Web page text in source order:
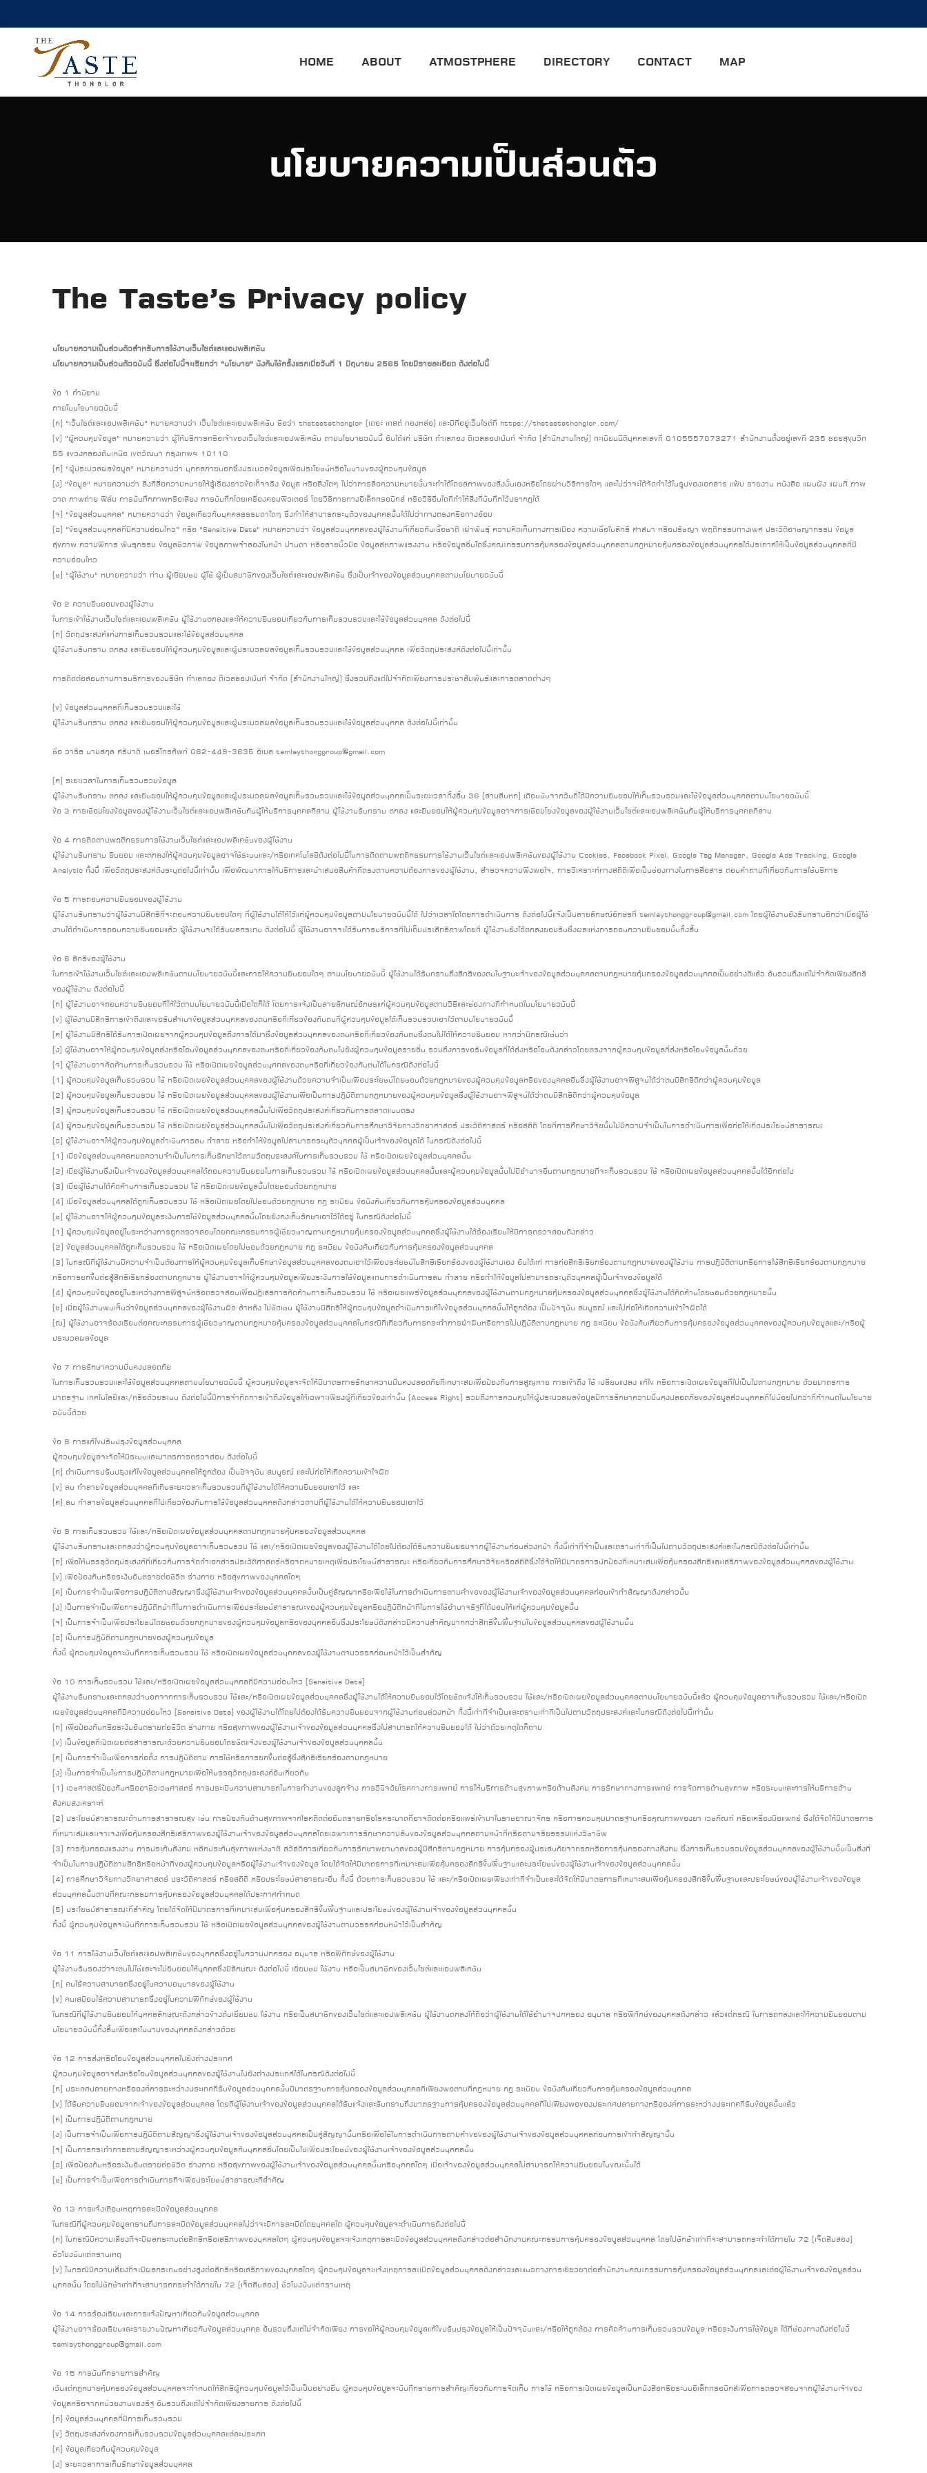
HOME ABOUT ATMOSTPHERE DIRECTORY CONTACT MAP
นโยบายความเป็นส่วนตัว
The Taste’s Privacy policy
นโยบายความเป็นส่วนตัวสำหรับการใช้งานเว็บไซต์และแอปพลิเคชัน
นโยบายความเป็นส่วนตัวฉบับนี้ ซึ่งต่อไปนี้จะเรียกว่า “นโยบาย” บังคับใช้ครั้งแรกเมื่อวันที่ 1 มิถุนายน 2565 โดยมีรายละเอียด ดังต่อไปนี้
ข้อ 1 คำนิยาม
ภายในนโยบายฉบับนี้
(ก) “เว็บไซต์และแอปพลิเคชัน” หมายความว่า เว็บไซต์และแอปพลิเคชัน ชื่อว่า thetastethonglor (เดอะ เทสต์ ทองหล่อ) และมีที่อยู่เว็บไซต์ที่ https://thetastethonglor.com/
(ข) “ผู้ควบคุมข้อมูล” หมายความว่า ผู้ให้บริการหรือเจ้าของเว็บไซต์และแอปพลิเคชัน ตามนโยบายฉบับนี้ อันได้แก่ บริษัท ทำเลทอง ดีเวลลอปเม้นท์ จำกัด (สำนักงานใหญ่) ทะเบียนนิติบุคคลเลขที่ 0105557073271 สำนักงานตั้งอยู่เลขที่ 235 ซอยสุขุมวิท
55 แขวงคลองตันเหนือ เขตวัฒนา กรุงเทพฯ 10110
(ค) “ผู้ประมวลผลข้อมูล” หมายความว่า บุคคลภายนอกซึ่งประมวลข้อมูลเพื่อประโยชน์หรือในนามของผู้ควบคุมข้อมูล
(ง) “ข้อมูล” หมายความว่า สิ่งที่สื่อความหมายให้รู้เรื่องราวข้อเท็จจริง ข้อมูล หรือสิ่งใดๆ ไม่ว่าการสื่อความหมายนั้นจะทำได้โดยสภาพของสิ่งนั้นเองหรือโดยผ่านวิธีการใดๆ และไม่ว่าจะได้จัดทำไว้ในรูปของเอกสาร แฟ้ม รายงาน หนังสือ แผนผัง แผนที่ ภาพ
วาด ภาพถ่าย ฟิล์ม การบันทึกภาพหรือเสียง การบันทึกโดยเครื่องคอมพิวเตอร์ โดยวิธีการทางอิเล็กทรอนิกส์ หรือวิธีอื่นใดที่ทำให้สิ่งที่บันทึกไว้ปรากฏได้
(จ) “ข้อมูลส่วนบุคคล” หมายความว่า ข้อมูลเกี่ยวกับบุคคลธรรมดาใดๆ ซึ่งทำให้สามารถระบุตัวของบุคคลนั้นได้ไม่ว่าทางตรงหรือทางอ้อม
(ฉ) “ข้อมูลส่วนบุคคลที่มีความอ่อนไหว” หรือ “Sensitive Data” หมายความว่า ข้อมูลส่วนบุคคลของผู้ใช้งานที่เกี่ยวกับเชื้อชาติ เผ่าพันธุ์ ความคิดเห็นทางการเมือง ความเชื่อในลัทธิ ศาสนา หรือปรัชญา พฤติกรรมทางเพศ ประวัติอาชญากรรม ข้อมูล
สุขภาพ ความพิการ พันธุกรรม ข้อมูลชีวภาพ ข้อมูลภาพจำลองใบหน้า ม่านตา หรือลายนิ้วมือ ข้อมูลสหภาพแรงงาน หรือข้อมูลอื่นใดซึ่งคณะกรรมการคุ้มครองข้อมูลส่วนบุคคลตามกฎหมายคุ้มครองข้อมูลส่วนบุคคลได้ประกาศให้เป็นข้อมูลส่วนบุคคลที่มี
ความอ่อนไหว
(ช) “ผู้ใช้งาน” หมายความว่า ท่าน ผู้เยี่ยมชม ผู้ใช้ ผู้เป็นสมาชิกของเว็บไซต์และแอปพลิเคชัน ซึ่งเป็นเจ้าของข้อมูลส่วนบุคคลตามนโยบายฉบับนี้
ข้อ 2 ความยินยอมของผู้ใช้งาน
ในการเข้าใช้งานเว็บไซต์และแอปพลิเคชัน ผู้ใช้งานตกลงและให้ความยินยอมเกี่ยวกับการเก็บรวบรวมและใช้ข้อมูลส่วนบุคคล ดังต่อไปนี้
(ก) วัตถุประสงค์แห่งการเก็บรวบรวมและใช้ข้อมูลส่วนบุคคล
ผู้ใช้งานรับทราบ ตกลง และยินยอมให้ผู้ควบคุมข้อมูลและผู้ประมวลผลข้อมูลเก็บรวบรวมและใช้ข้อมูลส่วนบุคคล เพื่อวัตถุประสงค์ดังต่อไปนี้เท่านั้น
การติดต่อสอบถามการบริการของบริษัท ทำเลทอง ดีเวลลอปเม้นท์ จำกัด (สำนักงานใหญ่) ซึ่งรวมถึงแต่ไม่จำกัดเพียงการประชาสัมพันธ์และการตลาดต่างๆ
(ข) ข้อมูลส่วนบุคคลที่เก็บรวบรวมและใช้
ผู้ใช้งานรับทราบ ตกลง และยินยอมให้ผู้ควบคุมข้อมูลและผู้ประมวลผลข้อมูลเก็บรวบรวมและใช้ข้อมูลส่วนบุคคล ดังต่อไปนี้เท่านั้น
ชื่อ วาริธ นามสกุล ศรีมาดี เบอร์โทรศัพท์ 082-449-3635 อีเมล tamlaythonggroup@gmail.com
(ค) ระยะเวลาในการเก็บรวบรวมข้อมูล
ผู้ใช้งานรับทราบ ตกลง และยินยอมให้ผู้ควบคุมข้อมูลและผู้ประมวลผลข้อมูลเก็บรวบรวมและใช้ข้อมูลส่วนบุคคลเป็นระยะเวลาทั้งสิ้น 36 (สามสิบหก) เดือนนับจากวันที่ได้มีความยินยอมให้เก็บรวบรวมและใช้ข้อมูลส่วนบุคคลตามนโยบายฉบับนี้
ข้อ 3 การเชื่อมโยงข้อมูลของผู้ใช้งานเว็บไซต์และแอปพลิเคชันกับผู้ให้บริการบุคคลที่สาม ผู้ใช้งานรับทราบ ตกลง และยินยอมให้ผู้ควบคุมข้อมูลอาจการเชื่อมโยงข้อมูลของผู้ใช้งานเว็บไซต์และแอปพลิเคชันกับผู้ให้บริการบุคคลที่สาม
ข้อ 4 การติดตามพฤติกรรมการใช้งานเว็บไซต์และแอปพลิเคชันของผู้ใช้งาน
ผู้ใช้งานรับทราบ ยินยอม และตกลงให้ผู้ควบคุมข้อมูลอาจใช้ระบบและ/หรือเทคโนโลยีดังต่อไปนี้ในการติดตามพฤติกรรมการใช้งานเว็บไซต์และแอปพลิเคชันของผู้ใช้งาน Cookies, Facebook Pixel, Google Tag Manager, Google Ads Tracking, Google
Analytic ทั้งนี้ เพื่อวัตถุประสงค์ดังระบุต่อไปนี้เท่านั้น เพื่อพัฒนาการให้บริการและนำเสนอสินค้าที่ตรงตามความต้องการของผู้ใช้งาน, สำรวจความพึงพอใจ, การวิเคราะห์ทางสถิติเพื่อเป็นช่องทางในการสื่อสาร ตอบคำถามที่เกี่ยวกับการใช้บริการ
ข้อ 5 การถอนความยินยอมของผู้ใช้งาน
ผู้ใช้งานรับทราบว่าผู้ใช้งานมีสิทธิที่จะถอนความยินยอมใดๆ ที่ผู้ใช้งานได้ให้ไว้แก่ผู้ควบคุมข้อมูลตามนโยบายฉบับนี้ได้ ไม่ว่าเวลาใดโดยการดำเนินการ ดังต่อไปนี้แจ้งเป็นลายลักษณ์อักษรที่ tamlaythonggroup@gmail.com โดยผู้ใช้งานยังรับทราบอีกว่าเมื่อผู้ใช้
งานได้ดำเนินการถอนความยินยอมแล้ว ผู้ใช้งานจะได้รับผลกระทบ ดังต่อไปนี้ ผู้ใช้งานอาจจะได้รับการบริการที่ไม่เต็มประสิทธิภาพโดยที่ ผู้ใช้งานยังได้ตกลงยอมรับซึ่งผลแห่งการถอนความยินยอมนั้นทั้งสิ้น
ข้อ 6 สิทธิของผู้ใช้งาน
ในการเข้าใช้งานเว็บไซต์และแอปพลิเคชันตามนโยบายฉบับนี้และการให้ความยินยอมใดๆ ตามนโยบายฉบับนี้ ผู้ใช้งานได้รับทราบถึงสิทธิของตนในฐานะเจ้าของข้อมูลส่วนบุคคลตามกฎหมายคุ้มครองข้อมูลส่วนบุคคลเป็นอย่างดีแล้ว อันรวมถึงแต่ไม่จำกัดเพียงสิทธิ
ของผู้ใช้งาน ดังต่อไปนี้
(ก) ผู้ใช้งานอาจถอนความยินยอมที่ให้ไว้ตามนโยบายฉบับนี้เมื่อใดก็ได้ โดยการแจ้งเป็นลายลักษณ์อักษรแก่ผู้ควบคุมข้อมูลตามวิธีและช่องทางที่กำหนดในนโยบายฉบับนี้
(ข) ผู้ใช้งานมีสิทธิการเข้าถึงและขอรับสำเนาข้อมูลส่วนบุคคลของตนหรือที่เกี่ยวข้องกับตนที่ผู้ควบคุมข้อมูลได้เก็บรวบรวมเอาไว้ตามนโยบายฉบับนี้
(ค) ผู้ใช้งานมีสิทธิได้รับการเปิดเผยจากผู้ควบคุมข้อมูลถึงการได้มาซึ่งข้อมูลส่วนบุคคลของตนหรือที่เกี่ยวข้องกับตนซึ่งตนไม่ได้ให้ความยินยอม หากว่ามีกรณีเช่นว่า
(ง) ผู้ใช้งานอาจให้ผู้ควบคุมข้อมูลส่งหรือโอนข้อมูลส่วนบุคคลของตนหรือที่เกี่ยวข้องกับตนไปยังผู้ควบคุมข้อมูลรายอื่น รวมถึงการขอรับข้อมูลที่ได้ส่งหรือโอนดังกล่าวโดยตรงจากผู้ควบคุมข้อมูลที่ส่งหรือโอนข้อมูลนั้นด้วย
(จ) ผู้ใช้งานอาจคัดค้านการเก็บรวบรวม ใช้ หรือเปิดเผยข้อมูลส่วนบุคคลของตนหรือที่เกี่ยวข้องกับตนได้ในกรณีดังต่อไปนี้
(1) ผู้ควบคุมข้อมูลเก็บรวบรวม ใช้ หรือเปิดเผยข้อมูลส่วนบุคคลของผู้ใช้งานด้วยความจำเป็นเพื่อประโยชน์โดยชอบด้วยกฎหมายของผู้ควบคุมข้อมูลหรือของบุคคลอื่นซึ่งผู้ใช้งานอาจพิสูจน์ได้ว่าตนมีสิทธิดีกว่าผู้ควบคุมข้อมูล
(2) ผู้ควบคุมข้อมูลเก็บรวบรวม ใช้ หรือเปิดเผยข้อมูลส่วนบุคคลของผู้ใช้งานเพื่อเป็นการปฏิบัติตามกฎหมายของผู้ควบคุมข้อมูลซึ่งผู้ใช้งานอาจพิสูจน์ได้ว่าตนมีสิทธิดีกว่าผู้ควบคุมข้อมูล
(3) ผู้ควบคุมข้อมูลเก็บรวบรวม ใช้ หรือเปิดเผยข้อมูลส่วนบุคคลนั้นไปเพื่อวัตถุประสงค์เกี่ยวกับการตลาดแบบตรง
(4) ผู้ควบคุมข้อมูลเก็บรวบรวม ใช้ หรือเปิดเผยข้อมูลส่วนบุคคลนั้นไปเพื่อวัตถุประสงค์เกี่ยวกับการศึกษาวิจัยทางวิทยาศาสตร์ ประวัติศาสตร์ หรือสถิติ โดยที่การศึกษาวิจัยนั้นไม่มีความจำเป็นในการดำเนินการเพื่อก่อให้เกิดประโยชน์สาธารณะ
(ฉ) ผู้ใช้งานอาจให้ผู้ควบคุมข้อมูลดำเนินการลบ ทำลาย หรือทำให้ข้อมูลไม่สามารถระบุตัวบุคคลผู้เป็นเจ้าของข้อมูลได้ ในกรณีดังต่อไปนี้
(1) เมื่อข้อมูลส่วนบุคคลหมดความจำเป็นในการเก็บรักษาไว้ตามวัตถุประสงค์ในการเก็บรวบรวม ใช้ หรือเปิดเผยข้อมูลส่วนบุคคลนั้น
(2) เมื่อผู้ใช้งานซึ่งเป็นเจ้าของข้อมูลส่วนบุคคลได้ถอนความยินยอมในการเก็บรวบรวม ใช้ หรือเปิดเผยข้อมูลส่วนบุคคลนั้นและผู้ควบคุมข้อมูลนั้นไม่มีอำนาจอื่นตามกฎหมายที่จะเก็บรวบรวม ใช้ หรือเปิดเผยข้อมูลส่วนบุคคลนั้นได้อีกต่อไป
(3) เมื่อผู้ใช้งานได้คัดค้านการเก็บรวบรวม ใช้ หรือเปิดเผยข้อมูลนั้นโดยชอบด้วยกฎหมาย
(4) เมื่อข้อมูลส่วนบุคคลได้ถูกเก็บรวบรวม ใช้ หรือเปิดเผยโดยไม่ชอบด้วยกฎหมาย กฎ ระเบียบ ข้อบังคับเกี่ยวกับการคุ้มครองข้อมูลส่วนบุคคล
(ช) ผู้ใช้งานอาจให้ผู้ควบคุมข้อมูลระงับการใช้ข้อมูลส่วนบุคคลนั้นโดยยังคงเก็บรักษาเอาไว้ได้อยู่ ในกรณีดังต่อไปนี้
(1) ผู้ควบคุมข้อมูลอยู่ในระหว่างการถูกตรวจสอบโดยคณะกรรมการผู้เชี่ยวชาญตามกฎหมายคุ้มครองข้อมูลส่วนบุคคลซึ่งผู้ใช้งานได้ร้องเรียนให้มีการตรวจสอบดังกล่าว
(2) ข้อมูลส่วนบุคคลได้ถูกเก็บรวบรวม ใช้ หรือเปิดเผยโดยไม่ชอบด้วยกฎหมาย กฎ ระเบียบ ข้อบังคับเกี่ยวกับการคุ้มครองข้อมูลส่วนบุคคล
(3) ในกรณีที่ผู้ใช้งานมีความจำเป็นต้องการให้ผู้ควบคุมข้อมูลเก็บรักษาข้อมูลส่วนบุคคลของตนเอาไว้เพื่อประโยชน์ในสิทธิเรียกร้องของผู้ใช้งานเอง อันได้แก่ การก่อสิทธิเรียกร้องตามกฎหมายของผู้ใช้งาน การปฏิบัติตามหรือการใช้สิทธิเรียกร้องตามกฎหมาย
หรือการยกขึ้นต่อสู้สิทธิเรียกร้องตามกฎหมาย ผู้ใช้งานอาจให้ผู้ควบคุมข้อมูลเพียงระงับการใช้ข้อมูลแทนการดำเนินการลบ ทำลาย หรือทำให้ข้อมูลไม่สามารถระบุตัวบุคคลผู้เป็นเจ้าของข้อมูลได้
(4) ผู้ควบคุมข้อมูลอยู่ในระหว่างการพิสูจน์หรือตรวจสอบเพื่อปฏิเสธการคัดค้านการเก็บรวบรวม ใช้ หรือเผยแพร่ข้อมูลส่วนบุคคลของผู้ใช้งานตามกฎหมายคุ้มครองข้อมูลส่วนบุคคลซึ่งผู้ใช้งานได้คัดค้านโดยชอบด้วยกฎหมายนั้น
(ซ) เมื่อผู้ใช้งานพบเห็นว่าข้อมูลส่วนบุคคลของผู้ใช้งานผิด ล้าหลัง ไม่ชัดเชน ผู้ใช้งานมีสิทธิให้ผู้ควบคุมข้อมูลดำเนินการแก้ไขข้อมูลส่วนบุคคลนั้นให้ถูกต้อง เป็นปัจจุบัน สมบูรณ์ และไม่ก่อให้เกิดความเข้าใจผิดได้
(ฌ) ผู้ใช้งานอาจร้องเรียนต่อคณะกรรมการผู้เชี่ยวชาญตามกฎหมายคุ้มครองข้อมูลส่วนบุคคลในกรณีที่เกี่ยวกับการกระทำการฝ่าฝืนหรือการไม่ปฏิบัติตามกฎหมาย กฎ ระเบียบ ข้อบังคับเกี่ยวกับการคุ้มครองข้อมูลส่วนบุคคลของผู้ควบคุมข้อมูลและ/หรือผู้
ประมวลผลข้อมูล
ข้อ 7 การรักษาความมั่นคงปลอดภัย
ในการเก็บรวบรวมและใช้ข้อมูลส่วนบุคคลตามนโยบายฉบับนี้ ผู้ควบคุมข้อมูลจะจัดให้มีมาตรการรักษาความมั่นคงปลอดภัยที่เหมาะสมเพื่อป้องกันการสูญหาย การเข้าถึง ใช้ เปลี่ยนแปลง แก้ไข หรือการเปิดเผยข้อมูลที่ไม่เป็นไปตามกฎหมาย ด้วยมาตรการ
มาตรฐาน เทคโนโลยีและ/หรือด้วยระบบ ดังต่อไปนี้มีการจำกัดการเข้าถึงข้อมูลให้เฉพาะเพียงผู้ที่เกี่ยวข้องเท่านั้น (Access Right) รวมถึงการควบคุมให้ผู้ประมวลผลข้อมูลมีการรักษาความมั่นคงปลอดภัยของข้อมูลส่วนบุคคลที่ไม่น้อยไปกว่าที่กำหนดในนโยบาย
ฉบับนี้ด้วย
ข้อ 8 การแก้ไขปรับปรุงข้อมูลส่วนบุคคล
ผู้ควบคุมข้อมูลจะจัดให้มีระบบและมาตรการตรวจสอบ ดังต่อไปนี้
(ก) ดำเนินการปรับปรุงแก้ไขข้อมูลส่วนบุคคลให้ถูกต้อง เป็นปัจจุบัน สมบูรณ์ และไม่ก่อให้เกิดความเข้าใจผิด
(ข) ลบ ทำลายข้อมูลส่วนบุคคลที่เกินระยะเวลาเก็บรวบรวมที่ผู้ใช้งานได้ให้ความยินยอมเอาไว้ และ
(ค) ลบ ทำลายข้อมูลส่วนบุคคลที่ไม่เกี่ยวข้องกับการใช้ข้อมูลส่วนบุคคลดังกล่าวตามที่ผู้ใช้งานได้ให้ความยินยอมเอาไว้
ข้อ 9 การเก็บรวบรวม ใช้และ/หรือเปิดเผยข้อมูลส่วนบุคคลตามกฎหมายคุ้มครองข้อมูลส่วนบุคคล
ผู้ใช้งานรับทราบและตกลงว่าผู้ควบคุมข้อมูลอาจเก็บรวบรวม ใช้ และ/หรือเปิดเผยข้อมูลของผู้ใช้งานได้โดยไม่ต้องได้รับความยินยอมจากผู้ใช้งานก่อนล่วงหน้า ทั้งนี้เท่าที่จำเป็นและตราบเท่าที่เป็นไปตามวัตถุประสงค์และในกรณีดังต่อไปนี้เท่านั้น
(ก) เพื่อให้บรรลุวัตถุประสงค์ที่เกี่ยวกับการจัดทำเอกสารประวัติศาสตร์หรือจดหมายเหตุเพื่อประโยชน์สาธารณะ หรือเกี่ยวกับการศึกษาวิจัยหรือสถิติซึ่งได้จัดให้มีมาตรการปกป้องที่เหมาะสมเพื่อคุ้มครองสิทธิและเสรีภาพของข้อมูลส่วนบุคคลของผู้ใช้งาน
(ข) เพื่อป้องกันหรือระงับอันตรายต่อชีวิต ร่างกาย หรือสุขภาพของบุคคลใดๆ
(ค) เป็นการจำเป็นเพื่อการปฏิบัติตามสัญญาซึ่งผู้ใช้งานเจ้าของข้อมูลส่วนบุคคลนั้นเป็นคู่สัญญาหรือเพื่อใช้ในการดำเนินการตามคำขอของผู้ใช้งานเจ้าของข้อมูลส่วนบุคคลก่อนเข้าทำสัญญาดังกล่าวนั้น
(ง) เป็นการจำเป็นเพื่อการปฏิบัติหน้าที่ในการดำเนินการเพื่อประโยชน์สาธารณะของผู้ควบคุมข้อมูลหรือปฏิบัติหน้าที่ในการใช้อำนาจรัฐที่ได้มอบให้แก่ผู้ควบคุมข้อมูลนั้น
(จ) เป็นการจำเป็นเพื่อประโยชน์โดยชอบด้วยกฎหมายของผู้ควบคุมข้อมูลหรือของบุคคลอื่นซึ่งประโยชน์ดังกล่าวมีความสำคัญมากกว่าสิทธิขั้นพื้นฐานในข้อมูลส่วนบุคคลของผู้ใช้งานนั้น
(ฉ) เป็นการปฏิบัติตามกฎหมายของผู้ควบคุมข้อมูล
ทั้งนี้ ผู้ควบคุมข้อมูลจะบันทึกการเก็บรวบรวม ใช้ หรือเปิดเผยข้อมูลส่วนบุคคลของผู้ใช้งานตามวรรคก่อนหน้าไว้เป็นสำคัญ
ข้อ 10 การเก็บรวบรวม ใช้และ/หรือเปิดเผยข้อมูลส่วนบุคคลที่มีความอ่อนไหว (Sensitive Data)
ผู้ใช้งานรับทราบและตกลงว่านอกจากการเก็บรวบรวม ใช้และ/หรือเปิดเผยข้อมูลส่วนบุคคลซึ่งผู้ใช้งานได้ให้ความยินยอมไว้โดยชัดแจ้งให้เก็บรวบรวม ใช้และ/หรือเปิดเผยข้อมูลส่วนบุคคลตามนโยบายฉบับนี้แล้ว ผู้ควบคุมข้อมูลอาจเก็บรวบรวม ใช้และ/หรือเปิด
เผยข้อมูลส่วนบุคคลที่มีความอ่อนไหว (Sensitive Data) ของผู้ใช้งานได้โดยไม่ต้องได้รับความยินยอมจากผู้ใช้งานก่อนล่วงหน้า ทั้งนี้เท่าที่จำเป็นและตราบเท่าที่เป็นไปตามวัตถุประสงค์และในกรณีดังต่อไปนี้เท่านั้น
(ก) เพื่อป้องกันหรือระงับอันตรายต่อชีวิต ร่างกาย หรือสุขภาพของผู้ใช้งานเจ้าของข้อมูลส่วนบุคคลซึ่งไม่สามารถให้ความยินยอมได้ ไม่ว่าด้วยเหตุใดก็ตาม
(ข) เป็นข้อมูลที่เปิดเผยต่อสาธารณะด้วยความยินยอมโดยชัดแจ้งของผู้ใช้งานเจ้าของข้อมูลส่วนบุคคลนั้น
(ค) เป็นการจำเป็นเพื่อการก่อตั้ง การปฏิบัติตาม การใช้หรือการยกขึ้นต่อสู้ซึ่งสิทธิเรียกร้องตามกฎหมาย
(ง) เป็นการจำเป็นในการปฏิบัติตามกฎหมายเพื่อให้บรรลุวัตถุประสงค์อันเกี่ยวกับ
(1) เวชศาสตร์ป้องกันหรืออาชีวเวชศาสตร์ การประเมินความสามารถในการทำงานของลูกจ้าง การวินิจฉัยโรคทางการแพทย์ การให้บริการด้านสุขภาพหรือด้านสังคม การรักษาทางการแพทย์ การจัดการด้านสุขภาพ หรือระบบและการให้บริการด้าน
สังคมสงเคราะห์
(2) ประโยชน์สาธารณะด้านการสาธารณสุข เช่น การป้องกันด้านสุขภาพจากโรคติดต่ออันตรายหรือโรคระบาดที่อาจติดต่อหรือแพร่เข้ามาในราชอาณาจักร หรือการควบคุมมาตรฐานหรือคุณภาพของยา เวชภัณฑ์ หรือเครื่องมือแพทย์ ซึ่งได้จัดให้มีมาตรการ
ที่เหมาะสมและเจาะจงเพื่อคุ้มครองสิทธิเสรีภาพของผู้ใช้งานเจ้าของข้อมูลส่วนบุคคลโดยเฉพาะการรักษาความลับของข้อมูลส่วนบุคคลตามหน้าที่หรือตามจริยธรรมแห่งวิชาชีพ
(3) การคุ้มครองแรงงาน การประกันสังคม หลักประกันสุขภาพแห่งชาติ สวัสดิการเกี่ยวกับการรักษาพยาบาลของผู้มีสิทธิตามกฎหมาย การคุ้มครองผู้ประสบภัยจากรถหรือการคุ้มครองทางสังคม ซึ่งการเก็บรวมรวมข้อมูลส่วนบุคคลของผู้ใช้งานนั้นเป็นสิ่งที่
จำเป็นในการปฏิบัติตามสิทธิหรือหน้าที่ของผู้ควบคุมข้อมูลหรือผู้ใช้งานเจ้าของข้อมูล โดยได้จัดให้มีมาตรการที่เหมาะสมเพื่อคุ้มครองสิทธิขั้นพื้นฐานและประโยชน์ของผู้ใช้งานเจ้าของข้อมูลส่วนบุคคลนั้น
(4) การศึกษาวิจัยทางวิทยาศาสตร์ ประวัติศาสตร์ หรือสถิติ หรือประโยชน์สาธารณะอื่น ทั้งนี้ ด้วยการเก็บรวบรวม ใช้ และ/หรือเปิดเผยเพียงเท่าที่จำเป็นและได้จัดให้มีมาตรการที่เหมาะสมเพื่อคุ้มครองสิทธิขั้นพื้นฐานและประโยชน์ของผู้ใช้งานเจ้าของข้อมูล
ส่วนบุคคลนั้นตามที่คณะกรรมการคุ้มครองข้อมูลส่วนบุคคลได้ประกาศกำหนด
(5) ประโยชน์สาธารณะที่สำคัญ โดยได้จัดให้มีมาตรการที่เหมาะสมเพื่อคุ้มครองสิทธิขั้นพื้นฐานและประโยชน์ของผู้ใช้งานเจ้าของข้อมูลส่วนบุคคลนั้น
ทั้งนี้ ผู้ควบคุมข้อมูลจะบันทึกการเก็บรวบรวม ใช้ หรือเปิดเผยข้อมูลส่วนบุคคลของผู้ใช้งานตามวรรคก่อนหน้าไว้เป็นสำคัญ
ข้อ 11 การใช้งานเว็บไซต์และแอปพลิเคชันของบุคคลซึ่งอยู่ในความปกครอง อนุบาล หรือพิทักษ์ของผู้ใช้งาน
ผู้ใช้งานรับรองว่าจะตนไม่ใช่และจะไม่ยินยอมให้บุคคลซึ่งมีลักษณะ ดังต่อไปนี้ เยี่ยมชม ใช้งาน หรือเป็นสมาชิกของเว็บไซต์และแอปพลิเคชัน
(ก) คนไร้ความสามารถซึ่งอยู่ในความอนุบาลของผู้ใช้งาน
(ข) คนเสมือนไร้ความสามารถซึ่งอยู่ในความพิทักษ์ของผู้ใช้งาน
ในกรณีที่ผู้ใช้งานยินยอมให้บุคคลลักษณะดังกล่าวข้างต้นเยี่ยมชม ใช้งาน หรือเป็นสมาชิกของเว็บไซต์และแอปพลิเคชัน ผู้ใช้งานตกลงให้ถือว่าผู้ใช้งานได้ใช้อำนาจปกครอง อนุบาล หรือพิทักษ์ของบุคคลดังกล่าว แล้วแต่กรณี ในการตกลงและให้ความยินยอมตาม
นโยบายฉบับนี้ทั้งสิ้นเพื่อและในนามของบุคคลดังกล่าวด้วย
ข้อ 12 การส่งหรือโอนข้อมูลส่วนบุคคลไปยังต่างประเทศ
ผู้ควบคุมข้อมูลอาจส่งหรือโอนข้อมูลส่วนบุคคลของผู้ใช้งานไปยังต่างประเทศได้ในกรณีดังต่อไปนี้
(ก) ประเทศปลายทางหรือองค์การระหว่างประเทศที่รับข้อมูลส่วนบุคคลนั้นมีมาตรฐานการคุ้มครองข้อมูลส่วนบุคคลที่เพียงพอตามที่กฎหมาย กฎ ระเบียบ ข้อบังคับเกี่ยวกับการคุ้มครองข้อมูลส่วนบุคคล
(ข) ได้รับความยินยอมจากเจ้าของข้อมูลส่วนบุคคล โดยที่ผู้ใช้งานเจ้าของข้อมูลส่วนบุคคลได้รับแจ้งและรับทราบถึงมาตรฐานการคุ้มครองข้อมูลส่วนบุคคลที่ไม่เพียงพอของประเทศปลายทางหรือองค์การระหว่างประเทศที่รับข้อมูลนั้นแล้ว
(ค) เป็นการปฏิบัติตามกฎหมาย
(ง) เป็นการจำเป็นเพื่อการปฏิบัติตามสัญญาซึ่งผู้ใช้งานเจ้าของข้อมูลส่วนบุคคลเป็นคู่สัญญานั้นหรือเพื่อใช้ในการดำเนินการตามคำขอของผู้ใช้งานเจ้าของข้อมูลส่วนบุคคลก่อนการเข้าทำสัญญานั้น
(จ) เป็นการกระทำการตามสัญญาระหว่างผู้ควบคุมข้อมูลกับบุคคลอื่นโดยเป็นไปเพื่อประโยชน์ของผู้ใช้งานเจ้าของข้อมูลส่วนบุคคลนั้น
(ฉ) เพื่อป้องกับหรือระงับอันตรายต่อชีวิต ร่างกาย หรือสุขภาพของผู้ใช้งานเจ้าของข้อมูลส่วนบุคคลนั้นหรือบุคคลใดๆ เมื่อเจ้าของข้อมูลส่วนบุคคลไม่สามารถให้ความยินยอมในขณะนั้นได้
(ช) เป็นการจำเป็นเพื่อการดำเนินภารกิจเพื่อประโยชน์สาธารณะที่สำคัญ
ข้อ 13 การแจ้งเตือนเหตุการละเมิดข้อมูลส่วนบุคคล
ในกรณีที่ผู้ควบคุมข้อมูลทราบถึงการละเมิดข้อมูลส่วนบุคคลไม่ว่าจะมีการละเมิดโดยบุคคลใด ผู้ควบคุมข้อมูลจะดำเนินการดังต่อไปนี้
(ก) ในกรณีมีความเสี่ยงที่จะมีผลกระทบต่อสิทธิหรือเสรีภาพของบุคคลใดๆ ผู้ควบคุมข้อมูลจะแจ้งเหตุการละเมิดข้อมูลส่วนบุคคลดังกล่าวต่อสำนักงานคณะกรรมการคุ้มครองข้อมูลส่วนบุคคล โดยไม่ชักช้าเท่าที่จะสามารถกระทำได้ภายใน 72 (เจ็ดสิบสอง)
ชั่วโมงนับแต่ทราบเหตุ
(ข) ในกรณีมีความเสี่ยงที่จะมีผลกระทบอย่างสูงต่อสิทธิหรือเสรีภาพของบุคคลใดๆ ผู้ควบคุมข้อมูลจะแจ้งเหตุการละเมิดข้อมูลส่วนบุคคลดังกล่าวและแนวทางการเยียวยาต่อสำนักงานคณะกรรมการคุ้มครองข้อมูลส่วนบุคคลและต่อผู้ใช้งานเจ้าของข้อมูลส่วน
บุคคลนั้น โดยไม่ชักช้าเท่าที่จะสามารถกระทำได้ภายใน 72 (เจ็ดสิบสอง) ชั่วโมงนับแต่ทราบเหตุ
ข้อ 14 การร้องเรียนและการแจ้งปัญหาเกี่ยวกับข้อมูลส่วนบุคคล
ผู้ใช้งานอาจร้องเรียนและรายงานปัญหาเกี่ยวกับข้อมูลส่วนบุคคล อันรวมถึงแต่ไม่จำกัดเพียง การขอให้ผู้ควบคุมข้อมูลแก้ไขปรับปรุงข้อมูลให้เป็นปัจจุบันและ/หรือให้ถูกต้อง การคัดค้านการเก็บรวบรวมข้อมูล หรือระงับการใช้ข้อมูล ได้ที่ช่องทางดังต่อไปนี้
tamlaythonggroup@gmail.com
ข้อ 15 การบันทึกรายการสำคัญ
เว้นแต่กฎหมายคุ้มครองข้อมูลส่วนบุคคลจะกำหนดให้สิทธิผู้ควบคุมข้อมูลไว้เป็นเป็นอย่างอื่น ผู้ควบคุมข้อมูลจะบันทึกรายการสำคัญเกี่ยวกับการจัดเก็บ การใช้ หรือการเปิดเผยข้อมูลเป็นหนังสือหรือระบบอิเล็กทรอนิกส์เพื่อการตรวจสอบจากผู้ใช้งานเจ้าของ
ข้อมูลหรือจากหน่วยงานของรัฐ อันรวมถึงแต่ไม่จำกัดเพียงรายการ ดังต่อไปนี้
(ก) ข้อมูลส่วนบุคคลที่มีการเก็บรวบรวม
(ข) วัตถุประสงค์ของการเก็บรวบรวมข้อมูลส่วนบุคคลแต่ละประเภท
(ค) ข้อมูลเกี่ยวกับผู้ควบคุมข้อมูล
(ง) ระยะเวลาการเก็บรักษาข้อมูลส่วนบุคคล